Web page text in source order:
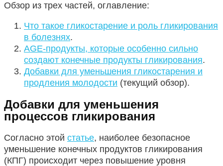
Обзор из трех частей, оглавление:
Что такое гликостарение и роль гликирования
в болезнях.
AGE-продукты, которые особенно сильно
создают конечные продукты гликирования.
Добавки для уменьшения гликостарения и
продления молодости (текущий обзор).
Добавки для уменьшения
процессов гликирования
Согласно этой статье, наиболее безопасное
уменьшение конечных продуктов гликирования
(КПГ) происходит через повышение уровня